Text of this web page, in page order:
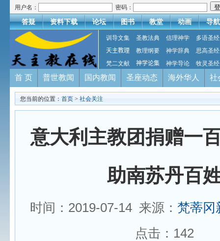
用户名： 密码：
答疑 资料下载 论坛 图书 教堂 动画 导航
训导文集 圣教法典 信理神学
多语圣经
天主教理
教理纲要 神学辞典
思高圣经
梵二文献
神学论集 神学导论 牧灵圣经
首 页 普世教闻 国内教闻 圣座动态 海外华人 社
您当前的位置： 首页 > 社会关注
意大利主教团捐赠一
助南苏丹百
时间：2019-07-14 来源： 梵蒂冈
点击： 142